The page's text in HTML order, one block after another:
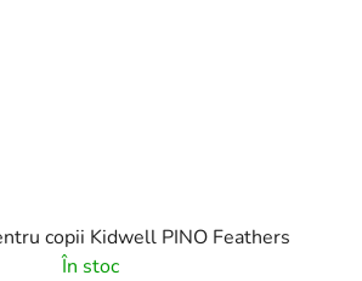
copii Kidwell PINO Feathers
În stoc